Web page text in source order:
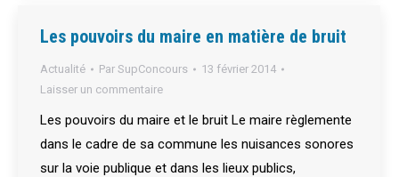
Les pouvoirs du maire en matière de bruit
Actualité Par SupConcours
13 février 2014
Laisser un commentaire
Les pouvoirs du maire et le bruit Le maire règlemente
dans le cadre de sa commune les nuisances sonores
sur la voie publique et dans les lieux publics,